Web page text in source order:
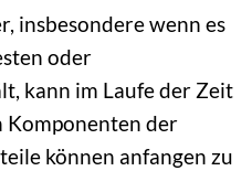
insbesondere wenn es
oder
kann im Laufe der Zeit
Komponenten der
können anfangen zu